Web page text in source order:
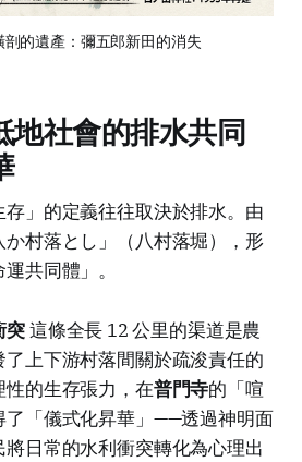
剖的遺產：彌五郎新田的消失
地社會的排水共同
」的定義往往取決於排水。由
か村落とし」（八村落堀），形
共同體」。
突這條全長 12 公里的渠道是農
上下游村落間關於疏浚責任的
的生存張力，在普門寺的「喧
了「儀式化昇華」——透過神明面
日常的水利衝突轉化為心理出